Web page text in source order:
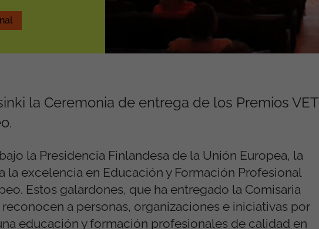
la Ceremonia de entrega de los Premios VET
la Presidencia Finlandesa de la Unión Europea, la
la excelencia en Educación y Formación Profesional
Estos galardones, que ha entregado la Comisaria
a personas, organizaciones e iniciativas por
educación y formación profesionales de calidad en